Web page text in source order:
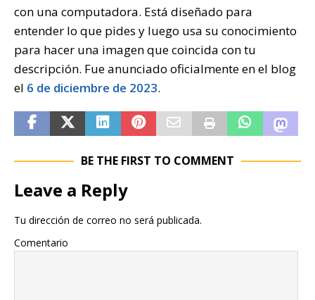
con una computadora. Está diseñado para
entender lo que pides y luego usa su conocimiento
para hacer una imagen que coincida con tu
descripción. Fue anunciado oficialmente en el blog
el 6 de diciembre de 2023.
BE THE FIRST TO COMMENT
Leave a Reply
Tu dirección de correo no será publicada.
Comentario